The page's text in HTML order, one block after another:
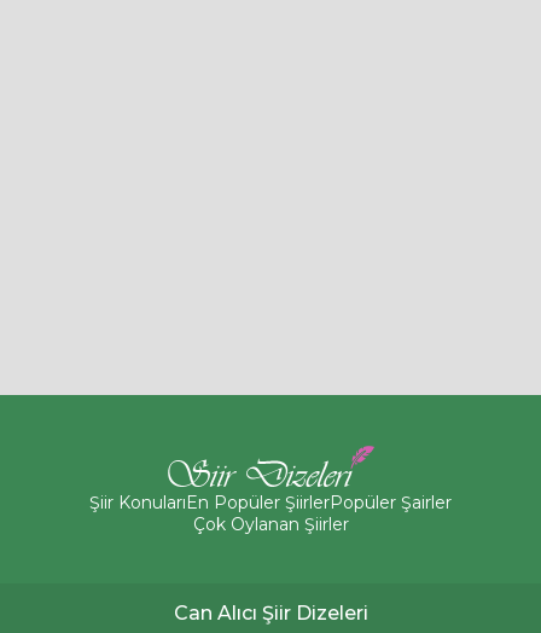
Şiir KonularıEn Popüler ŞiirlerPopüler Şairler
Çok Oylanan Şiirler
Can Alıcı Şiir Dizeleri